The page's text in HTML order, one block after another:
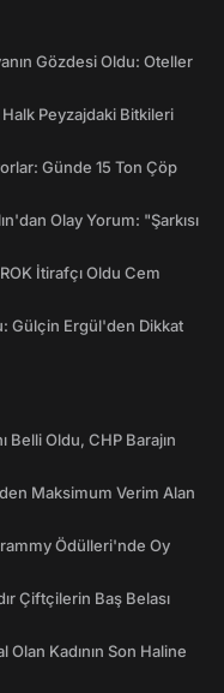
Gözdesi Oldu: Oteller
Halk Peyzajdaki Bitkileri
Günde 15 Ton Çöp
Olay Yorum: "Şarkısı
İtirafçı Oldu Cem
Gülçin Ergül'den Dikkat
Belli Oldu, CHP Barajın
Maksimum Verim Alan
Ödülleri'nde Oy
Çiftçilerin Baş Belası
Olan Kadının Son Haline